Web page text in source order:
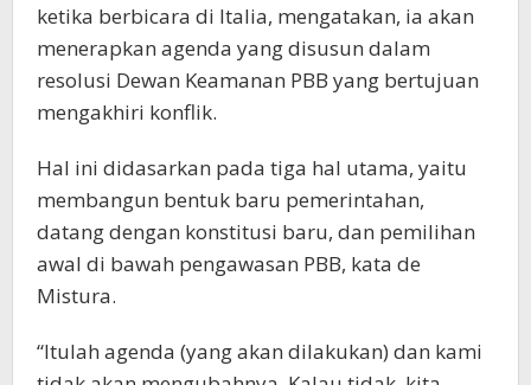
ketika berbicara di Italia, mengatakan, ia akan
menerapkan agenda yang disusun dalam
resolusi Dewan Keamanan PBB yang bertujuan
mengakhiri konflik.
Hal ini didasarkan pada tiga hal utama, yaitu
membangun bentuk baru pemerintahan,
datang dengan konstitusi baru, dan pemilihan
awal di bawah pengawasan PBB, kata de
Mistura.
“Itulah agenda (yang akan dilakukan) dan kami